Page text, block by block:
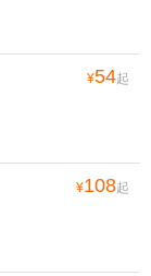
¥54起
¥108起